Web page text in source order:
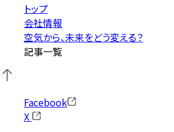
トップ
会社情報
空気から、未来をどう変える？
記事一覧
Facebook
X